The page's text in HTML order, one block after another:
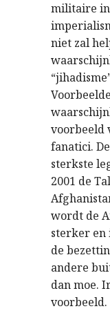
militaire
niet zal
voorbeeld
fanatici.
sterkste
2001 de
wordt de
sterker en
de
andere
dan moe.